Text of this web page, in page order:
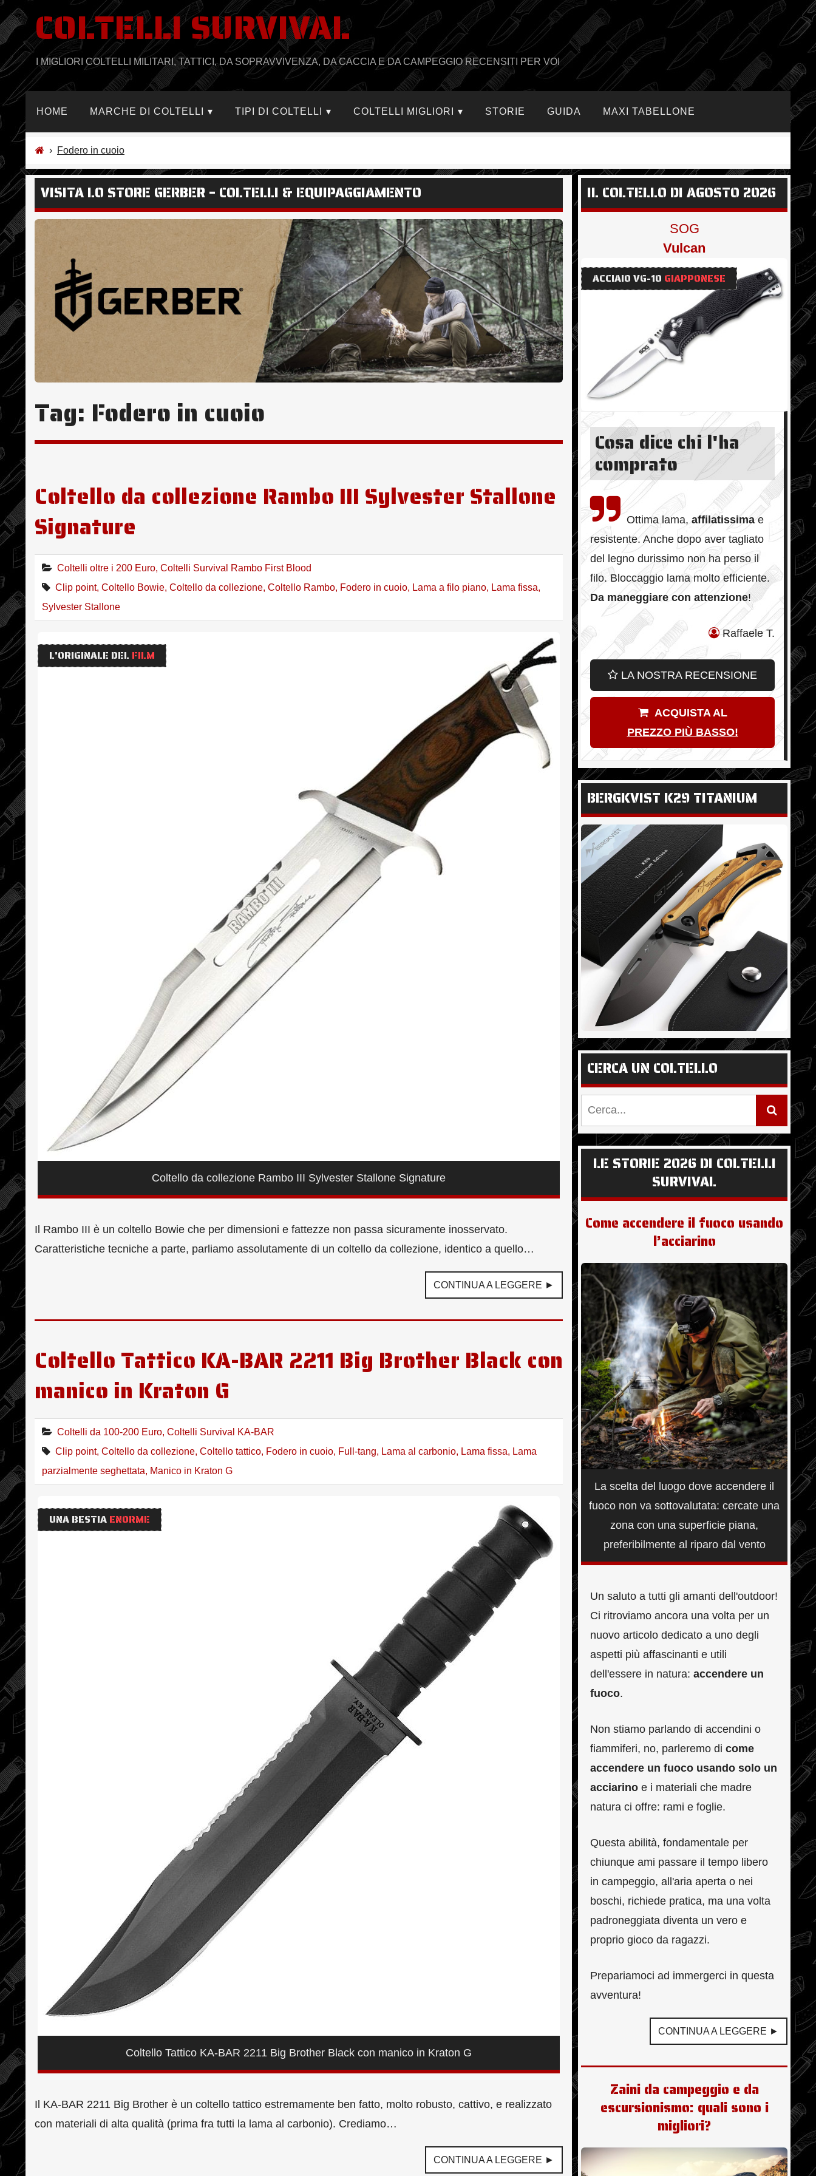
contenuto
COLTELLI SURVIVAL
I MIGLIORI COLTELLI MILITARI, TATTICI, DA SOPRAVVIVENZA, DA CACCIA E DA CAMPEGGIO RECENSITI PER VOI
HOME MARCHE DI COLTELLI TIPI DI COLTELLI COLTELLI MIGLIORI STORIE GUIDA MAXI TABELLONE
› Fodero in cuoio
VISITA LO STORE GERBER – COLTELLI & EQUIPAGGIAMENTO
Tag: Fodero in cuoio
Coltello da collezione Rambo III Sylvester Stallone
Signature
Coltelli oltre i 200 Euro, Coltelli Survival Rambo First Blood
Clip point, Coltello Bowie, Coltello da collezione, Coltello Rambo, Fodero in cuoio, Lama a filo piano, Lama fissa,
Sylvester Stallone
L'ORIGINALE DEL FILM
Coltello da collezione Rambo III Sylvester Stallone Signature
Il Rambo III è un coltello Bowie che per dimensioni e fattezze non passa sicuramente inosservato.
Caratteristiche tecniche a parte, parliamo assolutamente di un coltello da collezione, identico a quello…
CONTINUA A LEGGERE ►
Coltello Tattico KA-BAR 2211 Big Brother Black con
manico in Kraton G
Coltelli da 100-200 Euro, Coltelli Survival KA-BAR
Clip point, Coltello da collezione, Coltello tattico, Fodero in cuoio, Full-tang, Lama al carbonio, Lama fissa, Lama
parzialmente seghettata, Manico in Kraton G
UNA BESTIA ENORME
Coltello Tattico KA-BAR 2211 Big Brother Black con manico in Kraton G
Il KA-BAR 2211 Big Brother è un coltello tattico estremamente ben fatto, molto robusto, cattivo, e realizzato
con materiali di alta qualità (prima fra tutti la lama al carbonio). Crediamo…
CONTINUA A LEGGERE ►
IL COLTELLO DI AGOSTO 2026
SOG
Vulcan
ACCIAIO VG-10 GIAPPONESE
Cosa dice chi l'ha
comprato
Ottima lama, affilatissimae
resistente. Anche dopo aver tagliato
del legno durissimo non ha perso il
filo. Bloccaggio lama molto efficiente.
Da maneggiare con attenzione!
Raffaele T.
LA NOSTRA RECENSIONE
ACQUISTA AL
PREZZO PIÙ BASSO!
BERGKVIST K29 TITANIUM
CERCA UN COLTELLO
LE STORIE 2026 DI COLTELLI
SURVIVAL
Come accendere il fuoco usando
l’acciarino
La scelta del luogo dove accendere il
fuoco non va sottovalutata: cercate una
zona con una superficie piana,
preferibilmente al riparo dal vento
Un saluto a tutti gli amanti dell'outdoor!
Ci ritroviamo ancora una volta per un
nuovo articolo dedicato a uno degli
aspetti più affascinanti e utili
dell'essere in natura: accendere un
fuoco.
Non stiamo parlando di accendini o
fiammiferi, no, parleremo di come
accendere un fuoco usando solo un
acciarino e i materiali che madre
natura ci offre: rami e foglie.
Questa abilità, fondamentale per
chiunque ami passare il tempo libero
in campeggio, all'aria aperta o nei
boschi, richiede pratica, ma una volta
padroneggiata diventa un vero e
proprio gioco da ragazzi.
Prepariamoci ad immergerci in questa
avventura!
CONTINUA A LEGGERE ►
Zaini da campeggio e da
escursionismo: quali sono i
migliori?